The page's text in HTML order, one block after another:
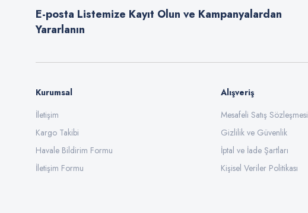
Ürün bilgilerinde hatalar bulunuyor.
Ürün fiyatı diğer sitelerden daha pahalı.
E-posta Listemize Kayıt Olun ve Kampanyalardan
Yararlanın
Kurumsal
İletişim
Kargo Takibi
Havale Bildirim Formu
İletişim Formu
Alışveriş
Mesafeli Satış Sözleşmesi
Gizlilik ve Güvenlik
İptal ve İade Şartları
Kişisel Veriler Politikası